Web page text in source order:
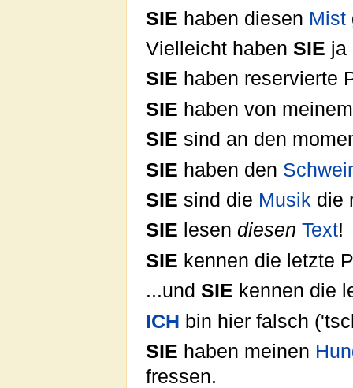
SIE haben diesen Mist
Vielleicht haben SIE ja
SIE haben reservierte
SIE haben von
SIE sind an den
SIE haben den
SIE sind die Musik die
SIE lesen diesen Text!
SIE kennen die letzte
...und SIE kennen die
ICH bin hier falsch
SIE haben meinen
fressen.